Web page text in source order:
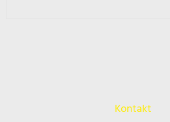
Kontakt